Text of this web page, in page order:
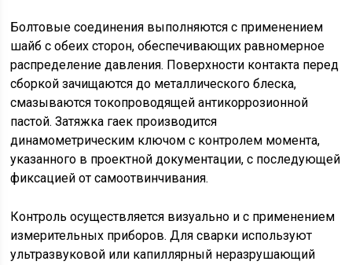
Болтовые соединения выполняются с применением
шайб с обеих сторон, обеспечивающих равномерное
распределение давления. Поверхности контакта перед
сборкой зачищаются до металлического блеска,
смазываются токопроводящей антикоррозионной
пастой. Затяжка гаек производится
динамометрическим ключом с контролем момента,
указанного в проектной документации, с последующей
фиксацией от самоотвинчивания.
Контроль осуществляется визуально и с применением
измерительных приборов. Для сварки используют
ультразвуковой или капиллярный неразрушающий